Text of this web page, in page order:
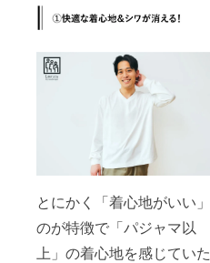
とにかく「着心地がいい」
のが特徴で「パジャマ以
上」の着心地を感じていた